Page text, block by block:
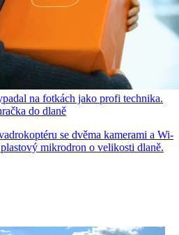
na fotkách jako profi technika.
do dlaně
se dvěma kamerami a Wi-
mikrodron o velikosti dlaně.